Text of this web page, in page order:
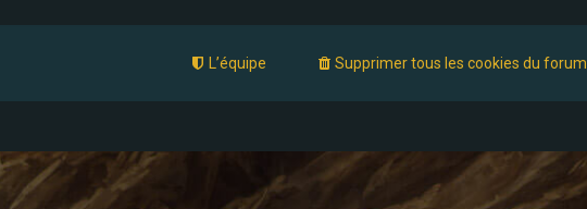
Supprimer tous les cookies du forum
L’équipe